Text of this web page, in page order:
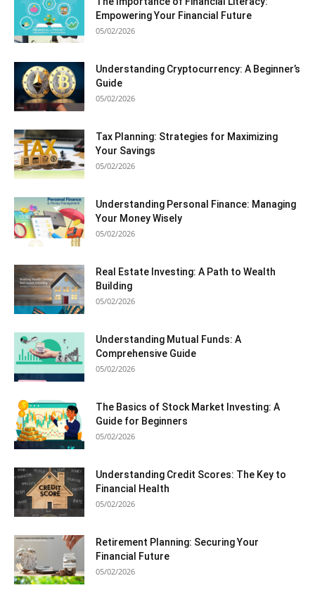
Empowering Your Financial Future
05/02/2026
Understanding Cryptocurrency: A Beginner’s
Guide
05/02/2026
Tax Planning: Strategies for Maximizing
Your Savings
05/02/2026
Understanding Personal Finance: Managing
Your Money Wisely
05/02/2026
Real Estate Investing: A Path to Wealth
Building
05/02/2026
Understanding Mutual Funds: A
Comprehensive Guide
05/02/2026
The Basics of Stock Market Investing: A
Guide for Beginners
05/02/2026
Understanding Credit Scores: The Key to
Financial Health
05/02/2026
Retirement Planning: Securing Your
Financial Future
05/02/2026